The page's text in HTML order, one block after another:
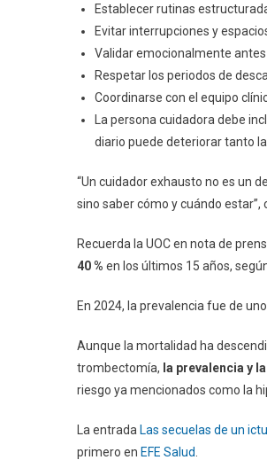
Establecer rutinas
Evitar interrupciones y
Validar emocionalmente
Respetar los periodos de
Coordinarse con el equipo
La persona cuidadora debe
diario puede deteriorar tanto
“Un cuidador exhausto no es un
sino saber cómo y cuándo estar”,
Recuerda la UOC en nota de
40 % en los últimos 15 años,
En 2024, la prevalencia fue de
Aunque la mortalidad ha
trombectomía, la prevalencia y
riesgo ya mencionados como la
La entrada Las secuelas de un
primero en EFE Salud